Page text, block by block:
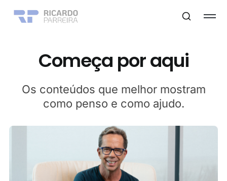
Começa por aqui
Os conteúdos que melhor mostram
como penso e como ajudo.